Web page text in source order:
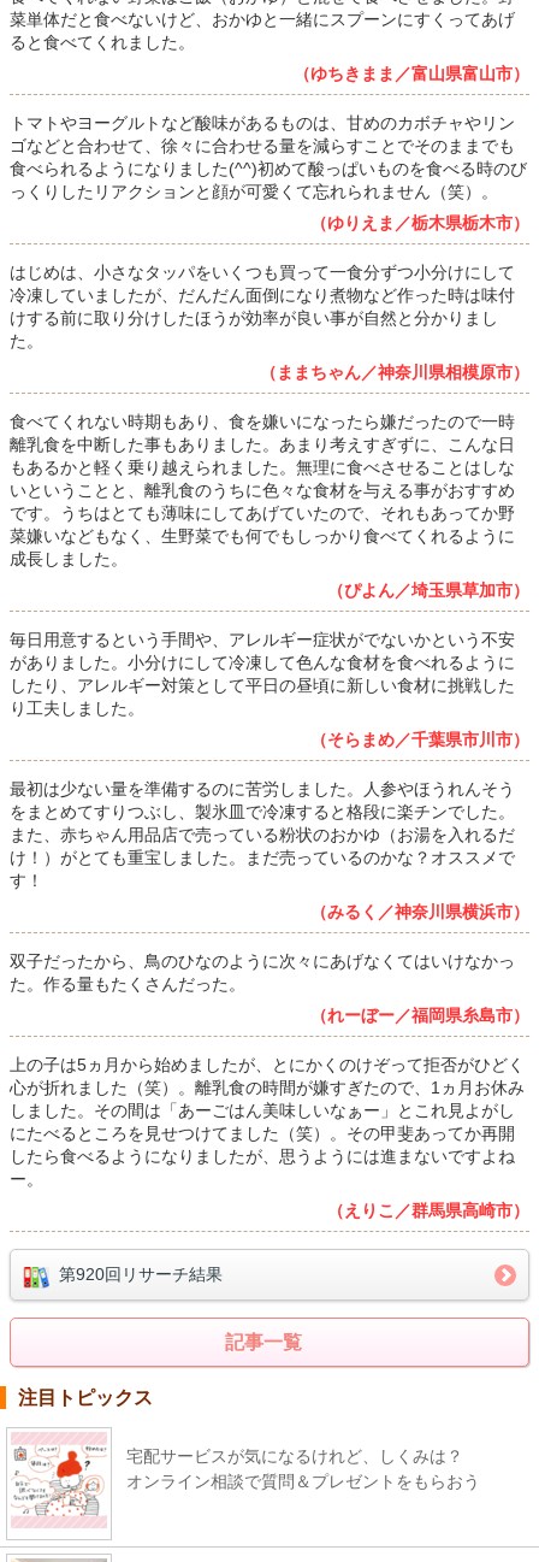
菜単体だと食べないけど、おかゆと一緒にスプーンにすくってあげ
ると食べてくれました。
（ゆちきまま／富山県富山市）
トマトやヨーグルトなど酸味があるものは、甘めのカボチャやリン
ゴなどと合わせて、徐々に合わせる量を減らすことでそのままでも
食べられるようになりました(^^)初めて酸っぱいものを食べる時のび
っくりしたリアクションと顔が可愛くて忘れられません（笑）。
（ゆりえま／栃木県栃木市）
はじめは、小さなタッパをいくつも買って一食分ずつ小分けにして
冷凍していましたが、だんだん面倒になり煮物など作った時は味付
けする前に取り分けしたほうが効率が良い事が自然と分かりまし
た。
（ままちゃん／神奈川県相模原市）
食べてくれない時期もあり、食を嫌いになったら嫌だったので一時
離乳食を中断した事もありました。あまり考えすぎずに、こんな日
もあるかと軽く乗り越えられました。無理に食べさせることはしな
いということと、離乳食のうちに色々な食材を与える事がおすすめ
です。うちはとても薄味にしてあげていたので、それもあってか野
菜嫌いなどもなく、生野菜でも何でもしっかり食べてくれるように
成長しました。
（ぴよん／埼玉県草加市）
毎日用意するという手間や、アレルギー症状がでないかという不安
がありました。小分けにして冷凍して色んな食材を食べれるように
したり、アレルギー対策として平日の昼頃に新しい食材に挑戦した
り工夫しました。
（そらまめ／千葉県市川市）
最初は少ない量を準備するのに苦労しました。人参やほうれんそう
をまとめてすりつぶし、製氷皿で冷凍すると格段に楽チンでした。
また、赤ちゃん用品店で売っている粉状のおかゆ（お湯を入れるだ
け！）がとても重宝しました。まだ売っているのかな？オススメで
す！
（みるく／神奈川県横浜市）
双子だったから、鳥のひなのように次々にあげなくてはいけなかっ
た。作る量もたくさんだった。
（れーぼー／福岡県糸島市）
上の子は5ヵ月から始めましたが、とにかくのけぞって拒否がひどく
心が折れました（笑）。離乳食の時間が嫌すぎたので、1ヵ月お休み
しました。その間は「あーごはん美味しいなぁー」とこれ見よがし
にたべるところを見せつけてました（笑）。その甲斐あってか再開
したら食べるようになりましたが、思うようには進まないですよね
ー。
（えりこ／群馬県高崎市）
第920回リサーチ結果
記事一覧
注目トピックス
宅配サービスが気になるけれど、しくみは？
オンライン相談で質問＆プレゼントをもらおう